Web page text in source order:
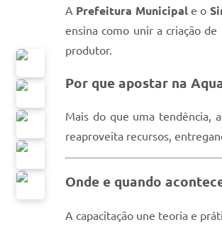
A Prefeitura Municipale o
ensina como unir a criação
produtor.
Por que apostar na
Mais do que uma tendência,
reaproveita recursos,
Onde e quando
A capacitação une teoria e